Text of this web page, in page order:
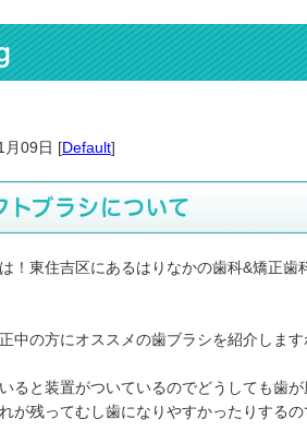
月09日 [Default]
トブラシについて
！東住吉区にあるはりなかの歯科&矯正歯
中の方にオススメの歯ブラシを紹介します
ると装置がついているのでどうしても歯が
が残ってむし歯になりやすかったりする